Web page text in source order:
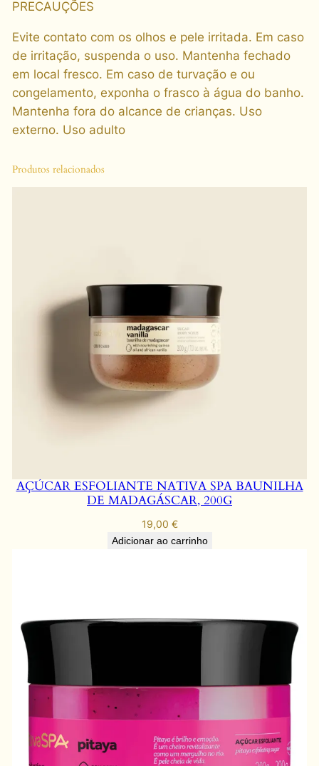
t
i
d
e
PRECAUÇÕES
Evite contato com os olhos e pele irritada. Em caso
de irritação, suspenda o uso. Mantenha fechado
em local fresco. Em caso de turvação e ou
congelamento, exponha o frasco à água do banho.
Mantenha fora do alcance de crianças. Uso
externo. Uso adulto
Produtos relacionados
AÇÚCAR ESFOLIANTE NATIVA SPA BAUNILHA
DE MADAGÁSCAR, 200G
19,00 €
Adicionar ao carrinho